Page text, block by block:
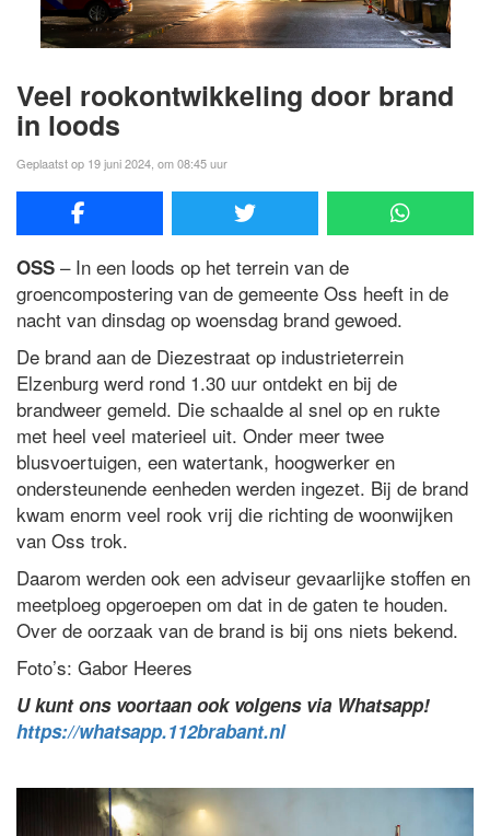
Veel rookontwikkeling door brand
in loods
Geplaatst op 19 juni 2024, om 08:45 uur
OSS – In een loods op het terrein van de
groencompostering van de gemeente Oss heeft in de
nacht van dinsdag op woensdag brand gewoed.
De brand aan de Diezestraat op industrieterrein
Elzenburg werd rond 1.30 uur ontdekt en bij de
brandweer gemeld. Die schaalde al snel op en rukte
met heel veel materieel uit. Onder meer twee
blusvoertuigen, een watertank, hoogwerker en
ondersteunende eenheden werden ingezet. Bij de brand
kwam enorm veel rook vrij die richting de woonwijken
van Oss trok.
Daarom werden ook een adviseur gevaarlijke stoffen en
meetploeg opgeroepen om dat in de gaten te houden.
Over de oorzaak van de brand is bij ons niets bekend.
Foto’s: Gabor Heeres
U kunt ons voortaan ook volgens via Whatsapp!
https://whatsapp.112brabant.nl